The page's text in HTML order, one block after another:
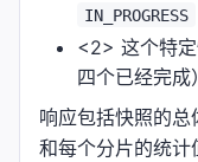
IN_PROGRESS
<2> 这个特
四个已经完成
响应包括快照的总
和每个分片的统